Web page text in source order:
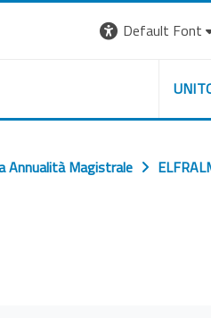
Default Font
Annualità Magistrale